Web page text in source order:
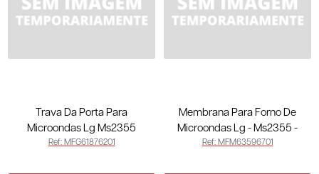
Trava Da Porta Para
Microondas Lg Ms2355
Ms2357 - Original MFG61876201
Ref: MFG61876201
Membrana Para Forno De
Microondas Lg - Ms2355 -
Original MFM63596701
Ref: MFM63596701